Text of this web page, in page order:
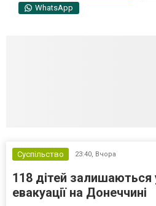
WhatsApp
Суспільство 23:40, Вчора
118 дітей залишаються
евакуації на Донеччині